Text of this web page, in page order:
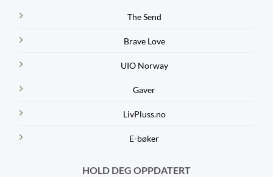
The Send
Brave Love
UIO Norway
Gaver
LivPluss.no
E-bøker
HOLD DEG OPPDATERT